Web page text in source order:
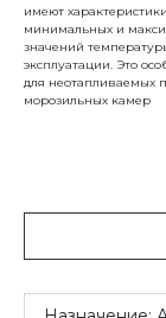
имеют
минимальных и
значений
эксплуатации. Это
для неотапливаемых
морозильных камер